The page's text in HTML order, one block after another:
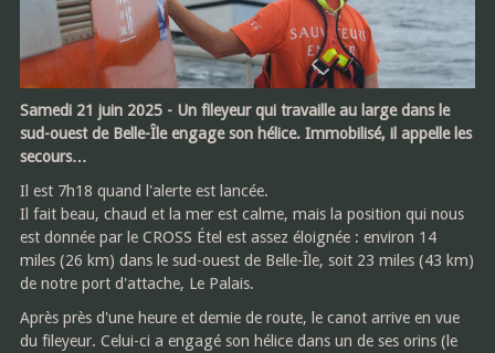
Samedi 21 juin 2025 - Un fileyeur qui travaille au large dans le
sud-ouest de Belle-Île engage son hélice. Immobilisé, il appelle les
secours…
Il est 7h18 quand l'alerte est lancée.
Il fait beau, chaud et la mer est calme, mais la position qui nous
est donnée par le CROSS Étel est assez éloignée : environ 14
miles (26 km) dans le sud-ouest de Belle-Île, soit 23 miles (43 km)
de notre port d'attache, Le Palais.
Après près d'une heure et demie de route, le canot arrive en vue
du fileyeur. Celui-ci a engagé son hélice dans un de ses orins (le